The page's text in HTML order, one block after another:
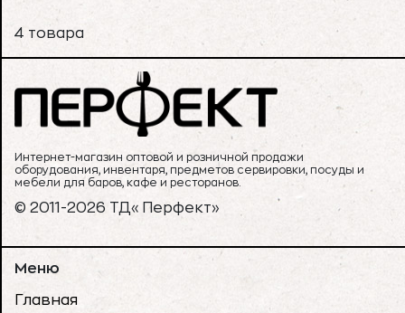
4 товара
Интернет-магазин оптовой и розничной продажи
оборудования, инвентаря, предметов сервировки, посуды и
мебели для баров, кафе и ресторанов.
© 2011-2026 ТД«Перфект»
Меню
Главная